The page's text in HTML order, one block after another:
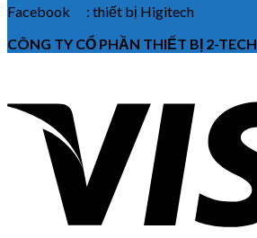
Facebook : thiết bị Higitech
CÔNG TY CỔ PHẦN THIẾT BỊ 2-TECH